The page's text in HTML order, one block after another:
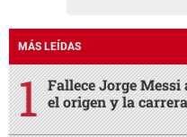
MÁS LEÍDAS
Fallece Jorge Messi
el origen y la